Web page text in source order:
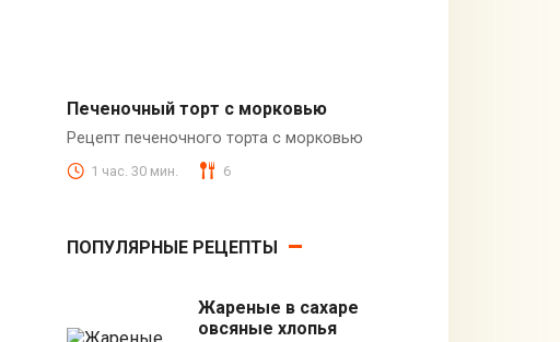
Закуски
Печеночный торт с морковью
Рецепт печеночного торта с морковью
1 час. 30 мин. 6
ПОПУЛЯРНЫЕ РЕЦЕПТЫ
Жареные в сахаре
овсяные хлопья